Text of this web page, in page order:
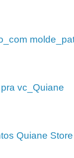
vc_Quiane
Quiane Store